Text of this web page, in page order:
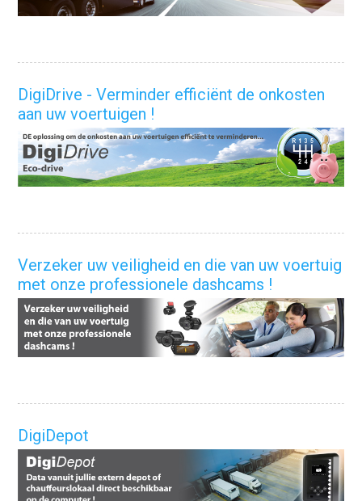
DigiDrive - Verminder efficiënt de onkosten
aan uw voertuigen !
Verzeker uw veiligheid en die van uw voertuig
met onze professionele dashcams !
DigiDepot